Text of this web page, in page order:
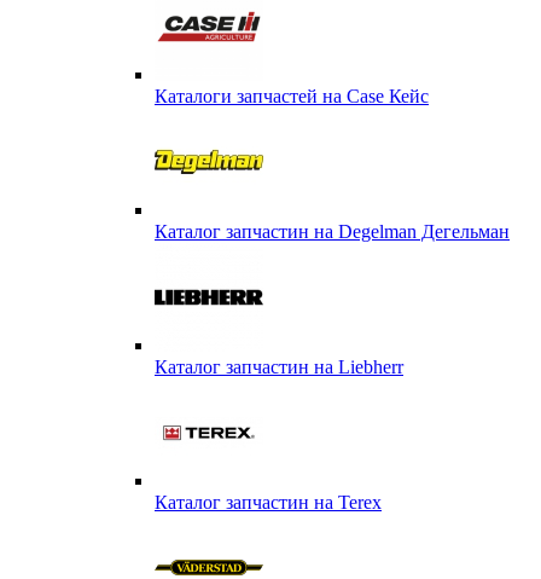
Каталоги запчастей на Case Кейс
Каталог запчастин на Degelman Дегельман
Каталог запчастин на Liebherr
Каталог запчастин на Terex